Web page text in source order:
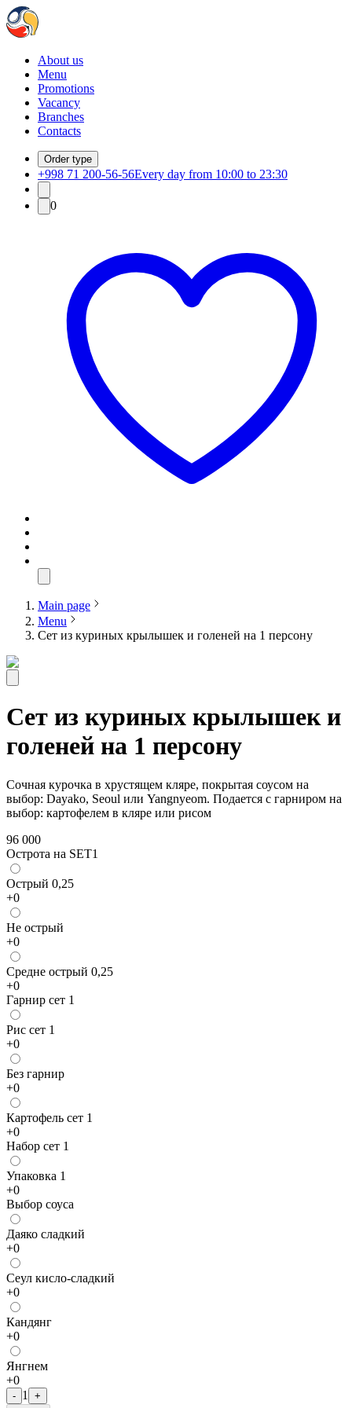
About us
Menu
Promotions
Vacancy
Branches
Contacts
Order type
+998 71 200-56-56Every day from 10:00 to 23:30
0
Main page
Menu
Сет из куриных крылышек и голеней на 1 персону
Сет из куриных крылышек и
голеней на 1 персону
Сочная курочка в хрустящем кляре, покрытая соусом на
выбор: Dayako, Seoul или Yangnyeom. Подается с гарниром на
выбор: картофелем в кляре или рисом
96 000
Острота на SET1
Острый 0,25
+0
Не острый
+0
Средне острый 0,25
+0
Гарнир сет 1
Рис сет 1
+0
Без гарнир
+0
Картофель сет 1
+0
Набор сет 1
Упаковка 1
+0
Выбор соуса
Даяко сладкий
+0
Сеул кисло-сладкий
+0
Кандянг
+0
Янгнем
+0
- 1
+